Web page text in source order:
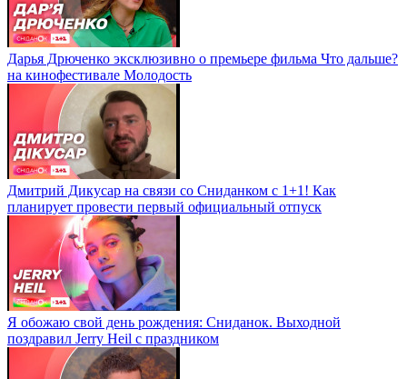
Дарья Дрюченко эксклюзивно о премьере фильма Что дальше?
на кинофестивале Молодость
Дмитрий Дикусар на связи со Сниданком с 1+1! Как
планирует провести первый официальный отпуск
Я обожаю свой день рождения: Сниданок. Выходной
поздравил Jerry Heil с праздником